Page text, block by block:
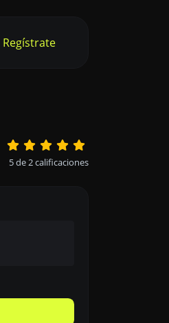
Regístrate
5de2calificaciones